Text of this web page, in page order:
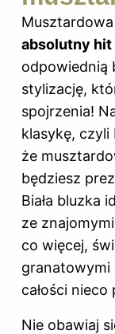
absolutny hit
odpowiednią
stylizację,
spojrzenia!
klasykę, czyli
że
będziesz
Biała bluzka
ze
co więcej,
granatowymi
całości nieco
Nie obawiaj